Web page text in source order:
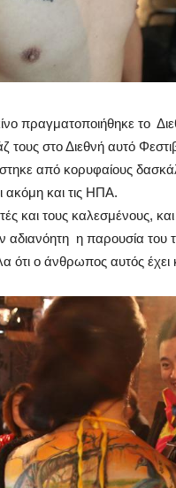
πραγματοποιήθηκε το
τους στο Διεθνή αυτό
από κορυφαίους
ακόμη και τις ΗΠΑ.
και τους καλεσμένους,
αδιανόητη η παρουσία του
ότι ο άνθρωπος αυτός έχει